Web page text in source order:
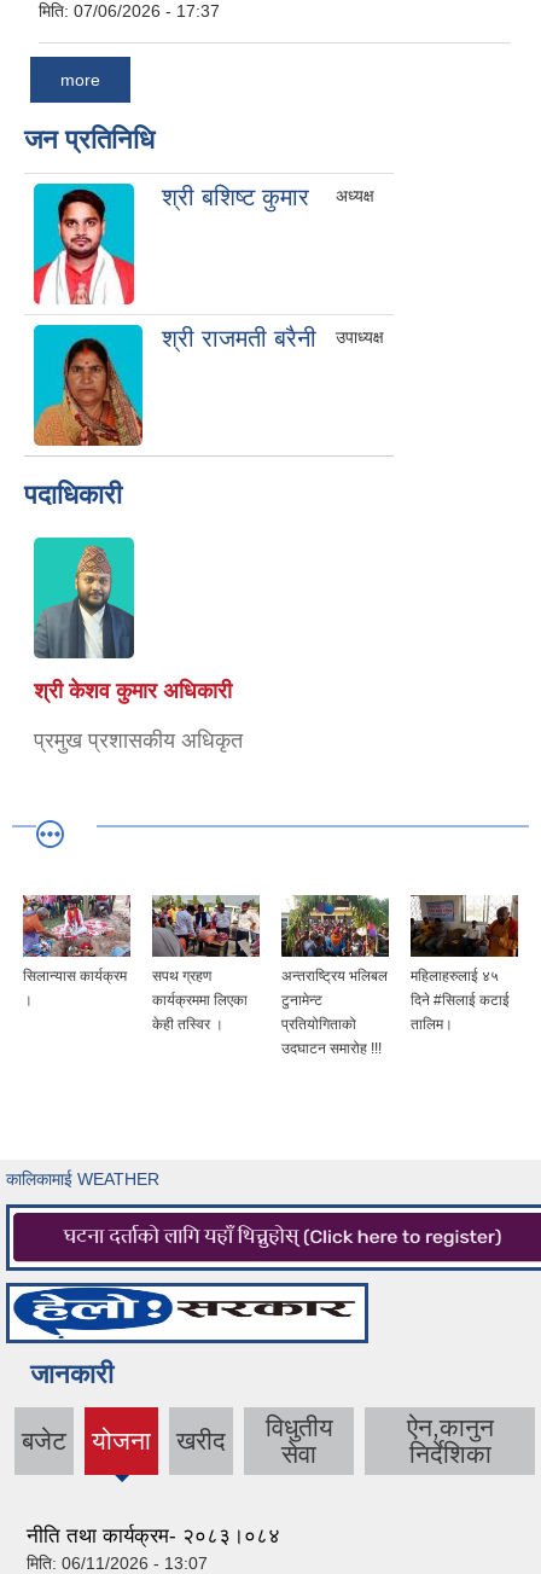
मिति: 07/06/2026 - 17:37
more
जन प्रतिनिधि
श्री बशिष्ट कुमार अध्यक्ष
श्री राजमती बरैनी उपाध्यक्ष
पदाधिकारी
श्री केशव कुमार अधिकारी
प्रमुख प्रशासकीय अधिकृत
सिलान्यास कार्यक्रम
।
सपथ ग्रहण
कार्यक्रममा लिएका
केही तस्विर ।
अन्तराष्ट्रिय भलिबल
टुनामेन्ट
प्रतियोगिताको
उदघाटन समारोह !!!
महिलाहरुलाई ४५
दिने #सिलाई कटाई
तालिम।
कालिकामाई WEATHER
जानकारी
बजेट योजना
(active
tab)
खरीद
विधुतीय
सेवा
ऐन,कानुन
निर्देशिका
नीति तथा कार्यक्रम- २०८३।०८४
मिति: 06/11/2026 - 13:07